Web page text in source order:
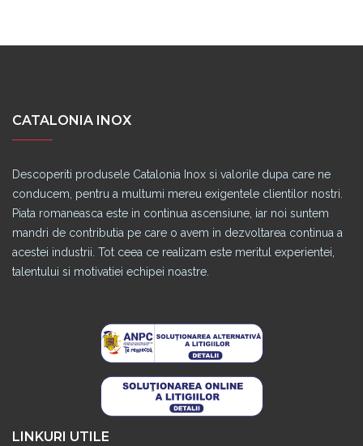
CATALONIA INOX
Descoperiti produsele Catalonia Inox si valorile dupa care ne
conducem, pentru a multumi mereu exigentele clientilor nostri.
Piata romaneasca este in continua ascensiune, iar noi suntem
mandri de contributia pe care o avem in dezvoltarea continua a
acestei industrii. Tot ceea ce realizam este meritul experientei,
talentului si motivatiei echipei noastre.
LINKURI UTILE